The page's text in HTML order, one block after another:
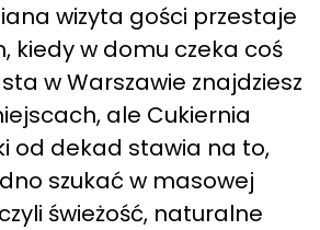
wizyta gości przestaje
kiedy w domu czeka coś
w Warszawie znajdziesz
ale Cukiernia
od dekad stawia na to,
szukać w masowej
świeżość, naturalne